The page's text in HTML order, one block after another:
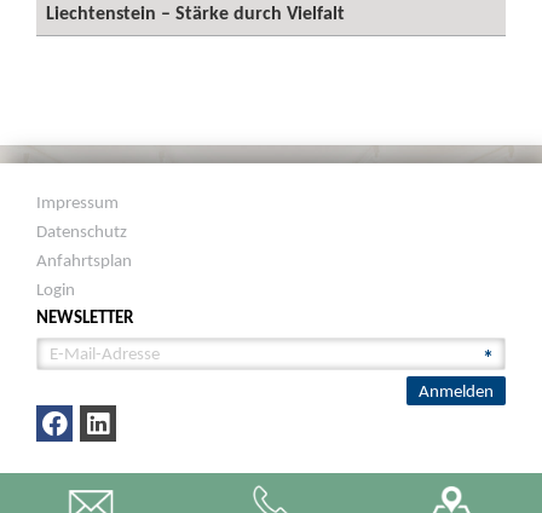
Liechtenstein – Stärke durch Vielfalt
Impressum
Datenschutz
Anfahrtsplan
Login
NEWSLETTER